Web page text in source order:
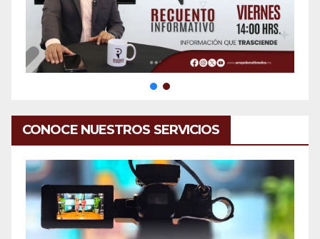
CONOCE NUESTROS SERVICIOS